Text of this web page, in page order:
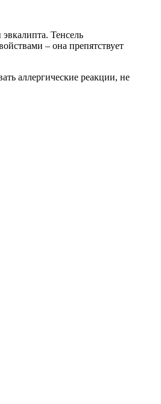
Тенсель
– она препятствует
аллергические реакции, не